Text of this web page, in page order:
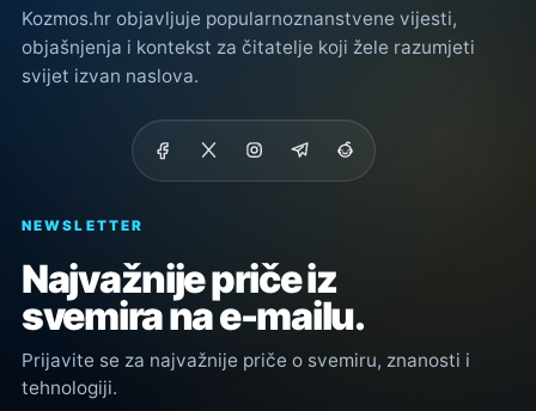
Kozmos.hr objavljuje popularnoznanstvene vijesti,
objašnjenja i kontekst za čitatelje koji žele razumjeti
svijet izvan naslova.
NEWSLETTER
Najvažnije priče iz
svemira na e-mailu.
Prijavite se za najvažnije priče o svemiru, znanosti i
tehnologiji.